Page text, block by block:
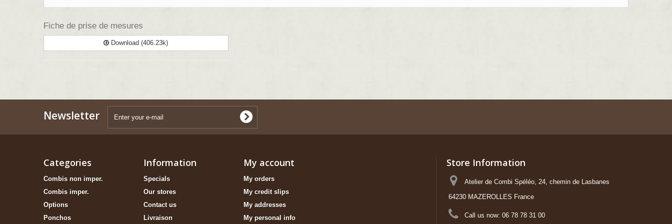
Fiche de prise de mesures
Download (406.23k)
Newsletter
Categories
Combis non imper.
Combis imper.
Options
Ponchos
Information
Specials
Our stores
Contact us
Livraison
My account
My orders
My credit slips
My addresses
My personal info
Store Information
Atelier de Combi Spéléo, 24, chemin de Lasbanes
64230 MAZEROLLES France
Call us now: 06 78 78 31 00